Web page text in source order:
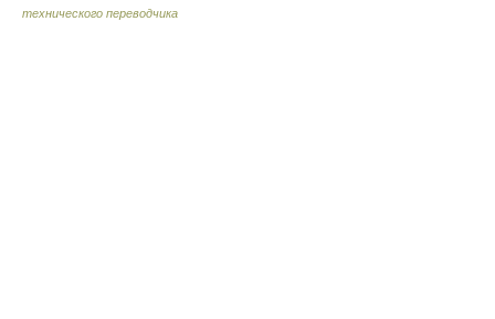
технического переводчика